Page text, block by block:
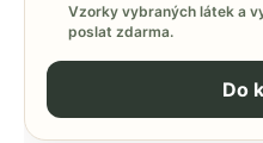
Vzorky vybraných látek a
poslat zdarma.
Do